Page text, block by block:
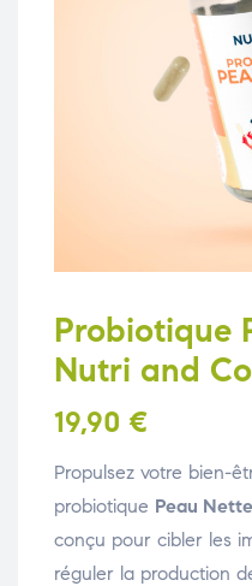
Probiotique
Nutri and Co
19,90 €
Propulsez votre bien-
probiotique Peau
conçu pour cibler les
réguler la production